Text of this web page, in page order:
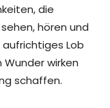
die
hören und
aufrichtiges Lob
wirken
schaffen.